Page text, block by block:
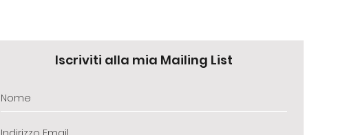
Iscriviti alla mia Mailing List